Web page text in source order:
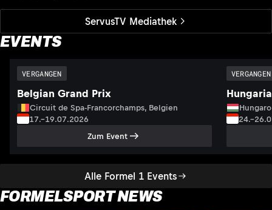
ServusTV Mediathek
EVENTS
Alle Formel 1 Events
VERGANGEN
Belgian Grand Prix
Circuit de Spa-Francorchamps, Belgien
17.–19.07.2026
Zum Event
VERGANGEN
FORMELSPORT NEWS